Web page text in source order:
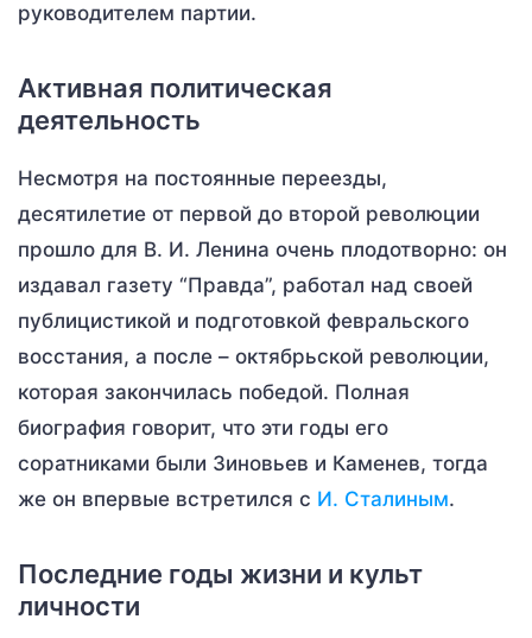
руководителем партии.
Активная политическая
деятельность
Несмотря на постоянные переезды,
десятилетие от первой до второй революции
прошло для В. И. Ленина очень плодотворно: он
издавал газету “Правда”, работал над своей
публицистикой и подготовкой февральского
восстания, а после – октябрьской революции,
которая закончилась победой. Полная
биография говорит, что эти годы его
соратниками были Зиновьев и Каменев, тогда
же он впервые встретился с И. Сталиным.
Последние годы жизни и культ
личности